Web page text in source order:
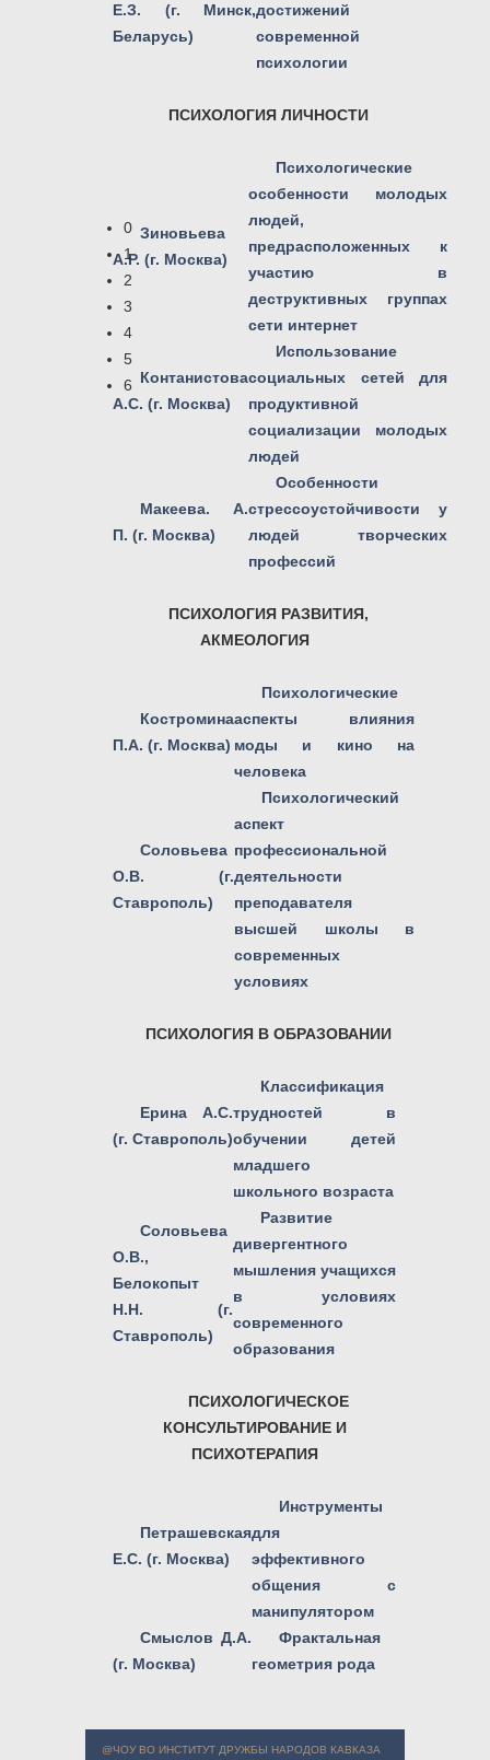
0
1
2
3
4
5
6
Е.З. (г. Минск,
Беларусь)
достижений
современной
психологии
ПСИХОЛОГИЯ ЛИЧНОСТИ
Зиновьева
А.Р. (г. Москва)
Психологические
особенности молодых
людей,
предрасположенных к
участию в
деструктивных группах
сети интернет
Контанистова
А.С. (г. Москва)
Использование
социальных сетей для
продуктивной
социализации молодых
людей
Макеева. А.
П. (г. Москва)
Особенности
стрессоустойчивости у
людей творческих
профессий
ПСИХОЛОГИЯ РАЗВИТИЯ,
АКМЕОЛОГИЯ
Костромина
П.А. (г. Москва)
Психологические
аспекты влияния
моды и кино на
человека
Соловьева
О.В. (г.
Ставрополь)
Психологический
аспект
профессиональной
деятельности
преподавателя
высшей школы в
современных
условиях
ПСИХОЛОГИЯ В ОБРАЗОВАНИИ
Ерина А.С.
(г. Ставрополь)
Классификация
трудностей в
обучении детей
младшего
школьного возраста
Соловьева
О.В.,
Белокопыт
Н.Н. (г.
Ставрополь)
Развитие
дивергентного
мышления учащихся
в условиях
современного
образования
ПСИХОЛОГИЧЕСКОЕ
КОНСУЛЬТИРОВАНИЕ И
ПСИХОТЕРАПИЯ
Петрашевская
Е.С. (г. Москва)
Инструменты
для
эффективного
общения с
манипулятором
Смыслов Д.А.
(г. Москва)
Фрактальная
геометрия рода
@ЧОУ ВО ИНСТИТУТ ДРУЖБЫ НАРОДОВ КАВКАЗА